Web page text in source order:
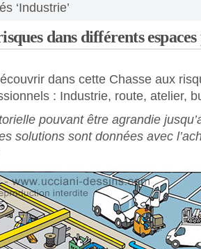
‘Industrie’
dans différents
dans cette Chasse aux
: Industrie, route, atelier,
pouvant être agrandie
solutions sont données avec